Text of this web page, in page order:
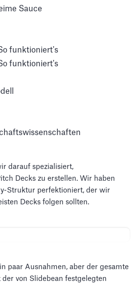
Sauce
funktioniert's
funktioniert's
darauf spezialisiert,
Decks zu erstellen. Wir haben
Struktur perfektioniert, der wir
Decks folgen sollten.
paar Ausnahmen, aber der gesamte
von Slidebean festgelegten